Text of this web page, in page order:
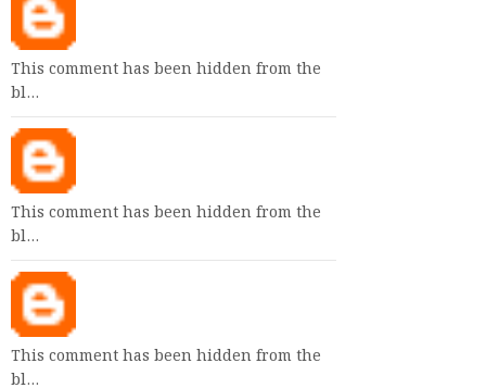
This comment has been hidden from the
bl…
This comment has been hidden from the
bl…
This comment has been hidden from the
bl…